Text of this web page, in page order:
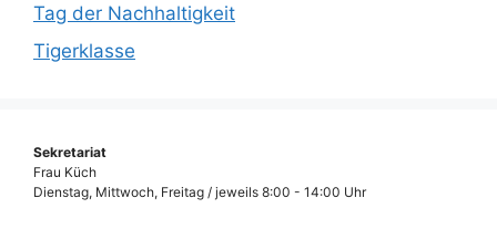
Tag der Nachhaltigkeit
Tigerklasse
Sekretariat
Frau Küch
Dienstag, Mittwoch, Freitag / jeweils 8:00 - 14:00 Uhr